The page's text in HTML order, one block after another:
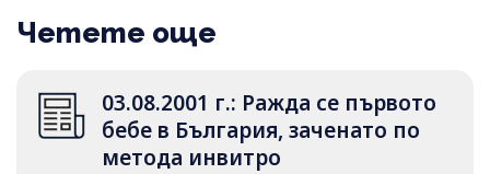
Четете още
03.08.2001 г.: Ражда се първото
бебе в България, заченато по
метода инвитро